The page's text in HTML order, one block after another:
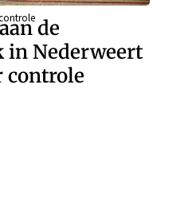
de
in Nederweert
controle